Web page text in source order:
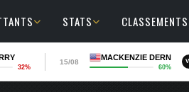
STATS CLASSEMENTS
32%
15/08
MACKENZIE DERN
60%